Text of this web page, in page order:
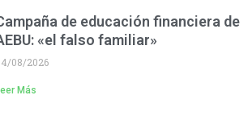
de educación financiera de
«el falso familiar»
08/2026
Más